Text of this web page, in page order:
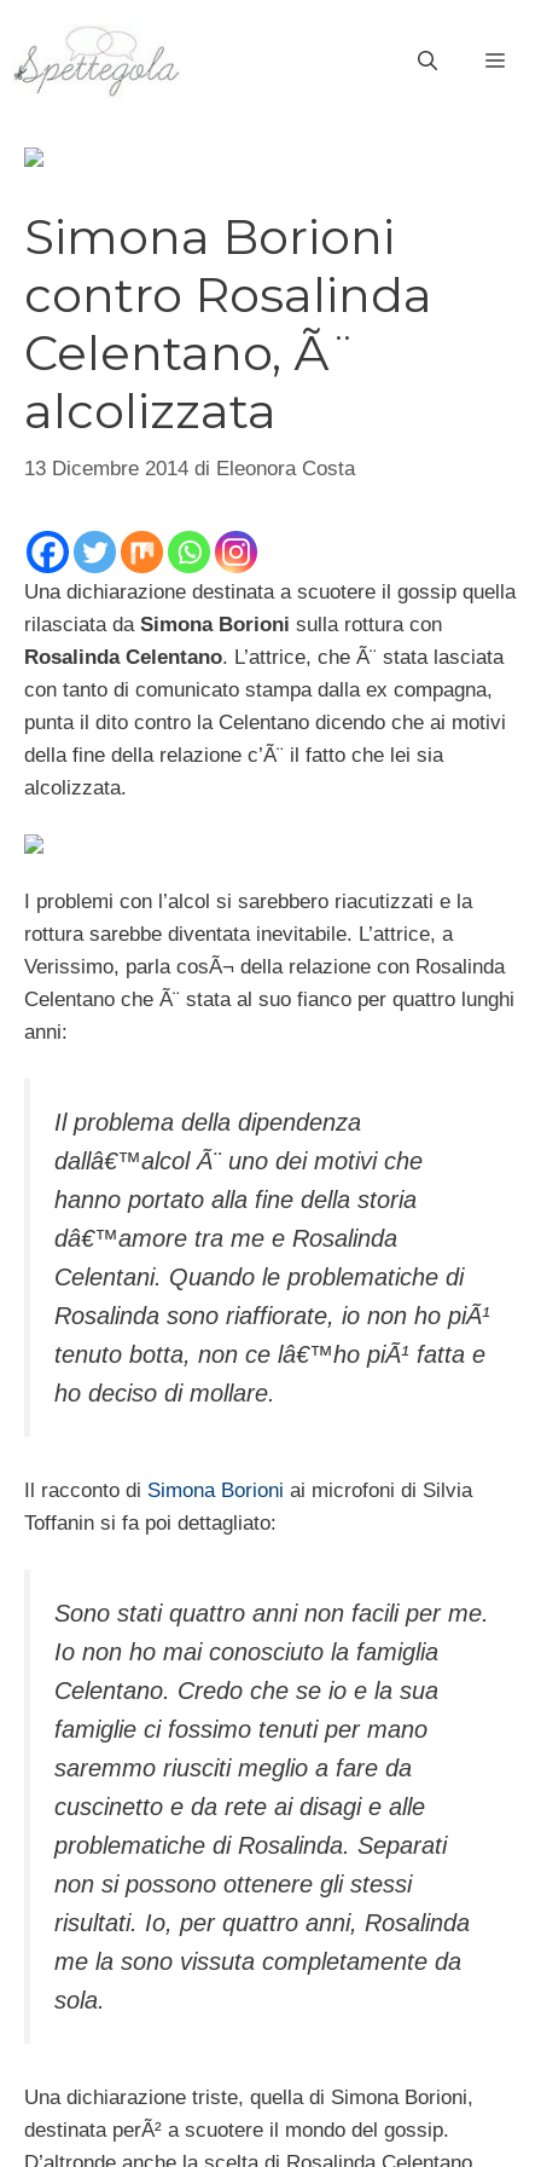
contenuto
Simona Borioni
contro Rosalinda
Celentano, Ã¨
alcolizzata
13 Dicembre 2014 di Eleonora Costa
Una dichiarazione destinata a scuotere il gossip quella
rilasciata da Simona Borioni sulla rottura con
Rosalinda Celentano. L’attrice, che Ã¨ stata lasciata
con tanto di comunicato stampa dalla ex compagna,
punta il dito contro la Celentano dicendo che ai motivi
della fine della relazione c’Ã¨ il fatto che lei sia
alcolizzata.
I problemi con l’alcol si sarebbero riacutizzati e la
rottura sarebbe diventata inevitabile. L’attrice, a
Verissimo, parla cosÃ¬ della relazione con Rosalinda
Celentano che Ã¨ stata al suo fianco per quattro lunghi
anni:
Il problema della dipendenza
dallâ€™alcol Ã¨ uno dei motivi che
hanno portato alla fine della storia
dâ€™amore tra me e Rosalinda
Celentani. Quando le problematiche di
Rosalinda sono riaffiorate, io non ho piÃ¹
tenuto botta, non ce lâ€™ho piÃ¹ fatta e
ho deciso di mollare.
Il racconto di Simona Borioni ai microfoni di Silvia
Toffanin si fa poi dettagliato:
Sono stati quattro anni non facili per me.
Io non ho mai conosciuto la famiglia
Celentano. Credo che se io e la sua
famiglie ci fossimo tenuti per mano
saremmo riusciti meglio a fare da
cuscinetto e da rete ai disagi e alle
problematiche di Rosalinda. Separati
non si possono ottenere gli stessi
risultati. Io, per quattro anni, Rosalinda
me la sono vissuta completamente da
sola.
Una dichiarazione triste, quella di Simona Borioni,
destinata perÃ² a scuotere il mondo del gossip.